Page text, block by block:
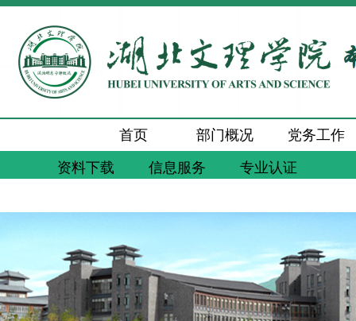
首页 部门概况 党务工作
资料下载 信息服务 专业认证